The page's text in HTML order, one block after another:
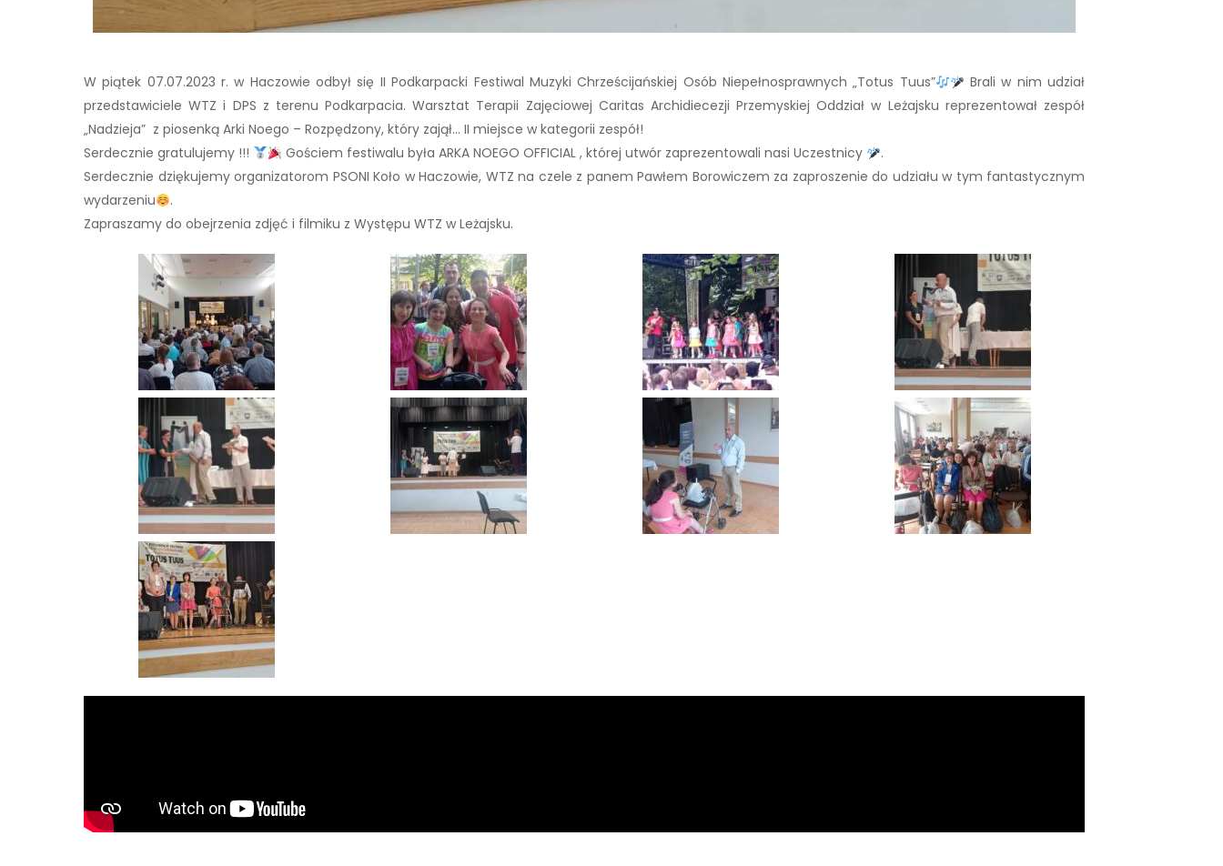
W piątek 07.07.2023 r. w Haczowie odbył się II Podkarpacki Festiwal Muzyki Chrześcijańskiej Osób Niepełnosprawnych „Totus Tuus”
Brali w nim udział
przedstawiciele WTZ i DPS z terenu Podkarpacia. Warsztat Terapii Zajęciowej Caritas Archidiecezji Przemyskiej Oddział w Leżajsku reprezentował zespół
„Nadzieja” z piosenką Arki Noego – Rozpędzony, który zajął… II miejsce w kategorii zespół!
Serdecznie gratulujemy !!!
Gościem festiwalu była ARKA NOEGO OFFICIAL , której utwór zaprezentowali nasi Uczestnicy
.
Serdecznie dziękujemy organizatorom PSONI Koło w Haczowie, WTZ na czele z panem Pawłem Borowiczem za zaproszenie do udziału w tym fantastycznym
wydarzeniu
.
Zapraszamy do obejrzenia zdjęć i filmiku z Występu WTZ w Leżajsku.